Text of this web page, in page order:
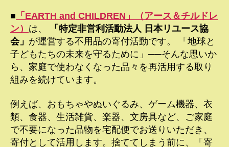
■ 「EARTH and CHILDREN」（アース＆チルドレ
ン） は、
「特定非営利活動法人 日本リユース協
会」 が運営する不用品の寄付活動です。 「地球と
子どもたちの未来を守るために」──そんな思いか
ら、家庭で使わなくなった品々を再活用する取り
組みを続けています。
例えば、おもちゃやぬいぐるみ、ゲーム機器、衣
類、食器、生活雑貨、楽器、文房具など、ご家庭
で不要になった品物を宅配便でお送りいただき、
寄付として活用します。捨ててしまう前に、「寄